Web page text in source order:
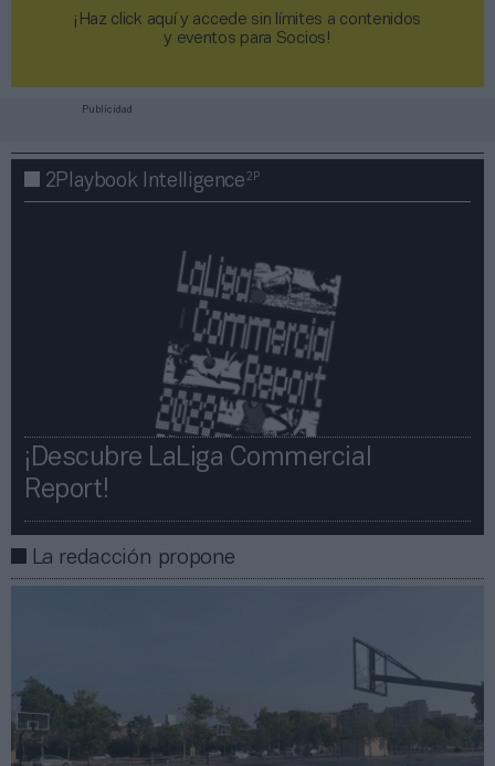
¡Haz click aquí y accede sin límites a contenidos
y eventos para Socios!​​​​​​​
Publicidad
2Playbook Intelligence2P
¡Descubre LaLiga Commercial
Report!​​
La redacción propone